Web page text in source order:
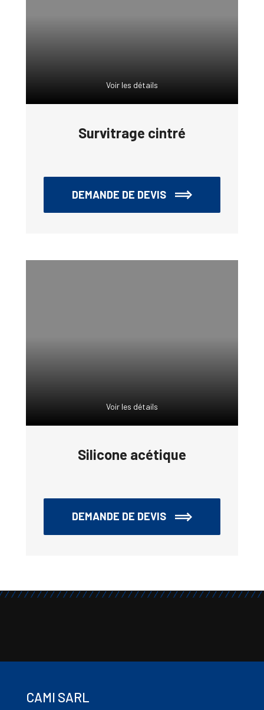
Voir les détails
Survitrage cintré
DEMANDE DE DEVIS
Voir les détails
Silicone acétique
DEMANDE DE DEVIS
CAMI SARL